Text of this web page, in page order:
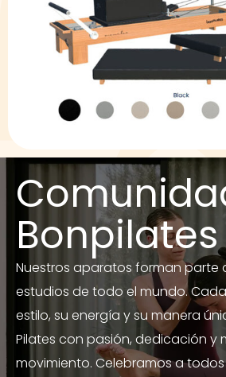
Bonpilates
Nuestros aparatos forman parte
estudios de todo el mundo.
estilo, su energía y su manera
Pilates con pasión, dedicación y
movimiento. Celebramos a